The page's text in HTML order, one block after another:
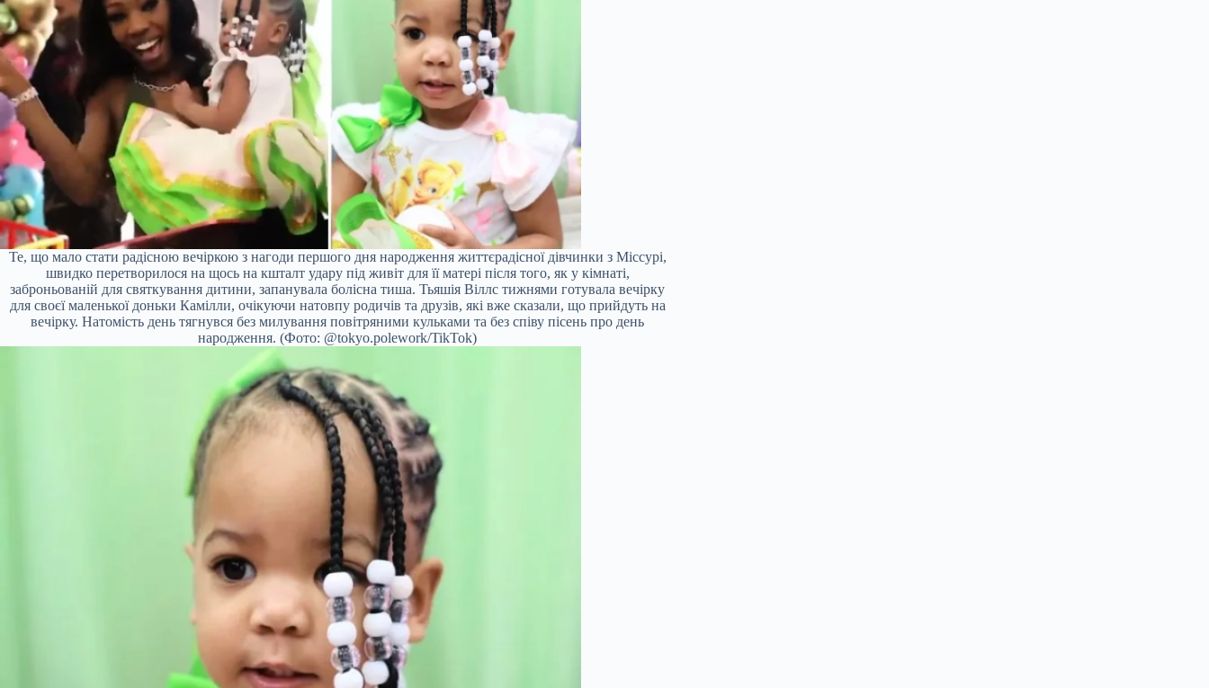
Те, що мало стати радісною вечіркою з нагоди першого дня народження життєрадісної дівчинки з Міссурі,
швидко перетворилося на щось на кшталт удару під живіт для її матері після того, як у кімнаті,
заброньованій для святкування дитини, запанувала болісна тиша. Тьяшія Віллс тижнями готувала вечірку
для своєї маленької доньки Камілли, очікуючи натовпу родичів та друзів, які вже сказали, що прийдуть на
вечірку. Натомість день тягнувся без милування повітряними кульками та без співу пісень про день
народження. (Фото: @tokyo.polework/TikTok)